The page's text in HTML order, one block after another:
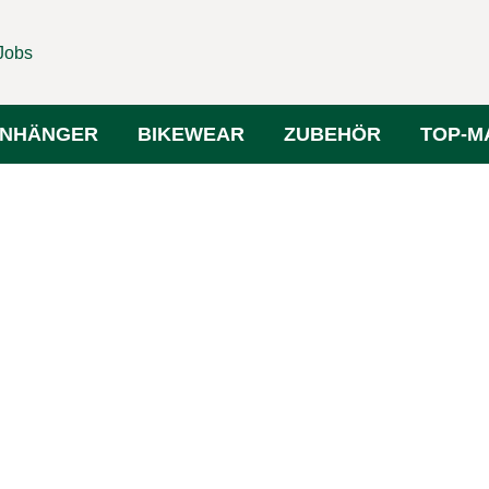
BIKEWEAR ZUBEHÖR TOP-